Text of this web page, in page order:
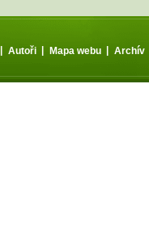
| Autoři | Mapa webu | Archív